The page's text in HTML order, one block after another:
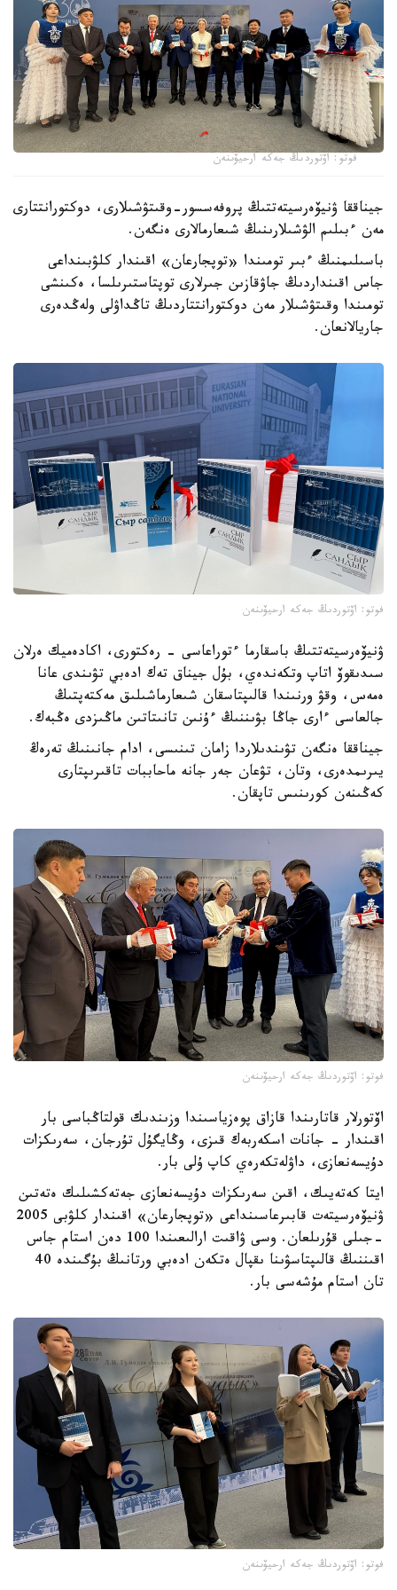
فوتو: اۆتوردىڭ جەكە ارحيۆىنەن
جيناققا ۋنيۆەرسيتەتتىڭ پروفەسسور-وقىتۋشىلارى، دوكتورانتتارى
مەن ءبىلىم الۋشىلارىنىڭ شىعارمالارى ەنگەن.
باسىلىمنىڭ ءبىر تومىندا «توپجارعان» اقىندار كلۋبىنداعى
جاس اقىنداردىڭ جاۋقازىن جىرلارى توپتاستىرىلسا، ەكىنشى
تومىندا وقىتۋشىلار مەن دوكتورانتتاردىڭ تاڭداۋلى ولەڭدەرى
جاريالانعان.
فوتو: اۆتوردىڭ جەكە ارحيۆىنەن
ۋنيۆەرسيتەتتىڭ باسقارما ءتوراعاسى - رەكتورى، اكادەميك ەرلان
سىدىقوۆ اتاپ وتكەندەي، بۇل جيناق تەك ادەبي تۋىندى عانا
ەمەس، وقۋ ورنىندا قالىپتاسقان شىعارماشىلىق مەكتەپتىڭ
جالعاسى ءارى جاڭا بۋىننىڭ ءۇنىن تانىتاتىن ماڭىزدى ەڭبەك.
جيناققا ەنگەن تۋىندىلاردا زامان تىنىسى، ادام جانىنىڭ تەرەڭ
يىرىمدەرى، وتان، تۋعان جەر جانە ماحاببات تاقىرىپتارى
كەڭىنەن كورىنىس تاپقان.
فوتو: اۆتوردىڭ جەكە ارحيۆىنەن
اۆتورلار قاتارىندا قازاق پوەزياسىندا وزىندىك قولتاڭباسى بار
اقىندار - جانات اسكەربەك قىزى، وڭايگۇل تۇرجان، سەرىكزات
دۇيسەنعازى، داۋلەتكەرەي كاپ ۇلى بار.
ايتا كەتەيىك، اقىن سەرىكزات دۇيسەنعازى جەتەكشىلىك ەتەتىن
ۋنيۆەرسيتەت قابىرعاسىنداعى «توپجارعان» اقىندار كلۋبى 2005
-جىلى قۇرىلعان. وسى ۋاقىت ارالىعىندا 100 دەن استام جاس
اقىننىڭ قالىپتاسۋىنا ىقپال ەتكەن ادەبي ورتانىڭ بۇگىندە 40
تان استام مۇشەسى بار.
فوتو: اۆتوردىڭ جەكە ارحيۆىنەن